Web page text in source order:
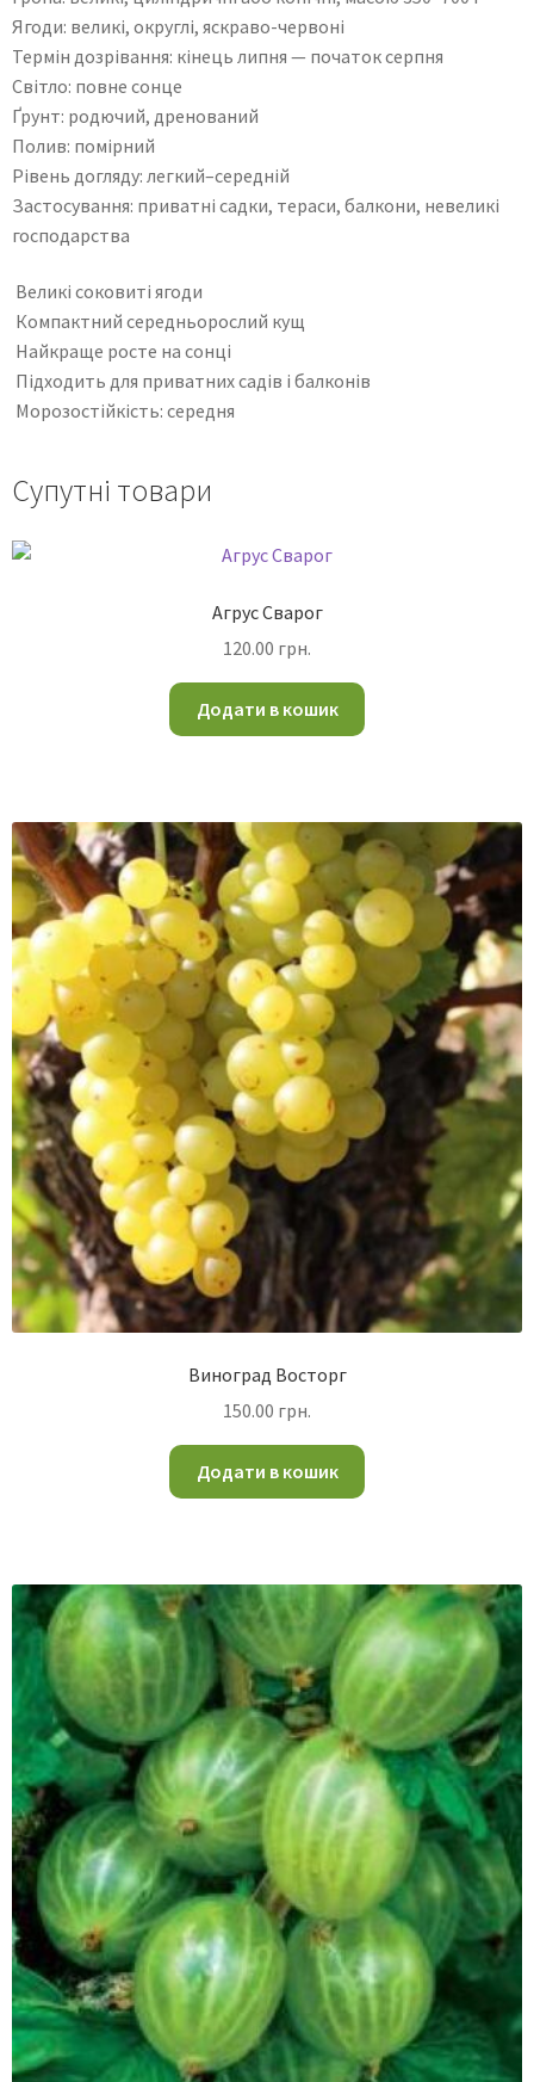
Ягоди: великі, округлі, яскраво-червоні
Термін дозрівання: кінець липня — початок серпня
Світло: повне сонце
Ґрунт: родючий, дренований
Полив: помірний
Рівень догляду: легкий–середній
Застосування: приватні садки, тераси, балкони, невеликі
господарства
Великі соковиті ягоди
Компактний середньорослий кущ
Найкраще росте на сонці
Підходить для приватних садів і балконів
Морозостійкість: середня
Супутні товари
Агрус Сварог
120.00 грн.
Додати в кошик
Виноград Восторг
150.00 грн.
Додати в кошик